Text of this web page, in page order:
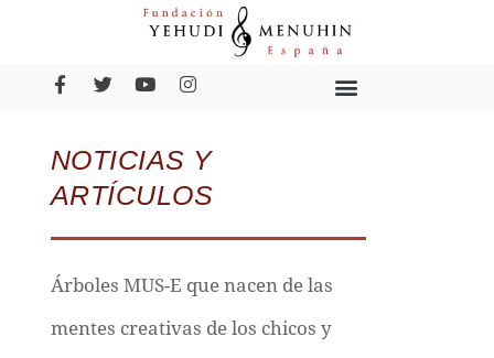
NOTICIAS Y
ARTÍCULOS
Árboles MUS-E que nacen de las
mentes creativas de los chicos y